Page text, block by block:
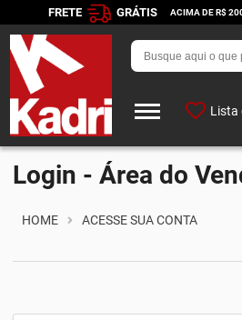
FRETE GRÁTIS ACIMA DE R$
Lista
Login - Área do
HOME ACESSE SUA CONTA